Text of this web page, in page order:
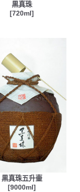
黒真珠
[720ml]
黒真珠五升壷
[9000ml]